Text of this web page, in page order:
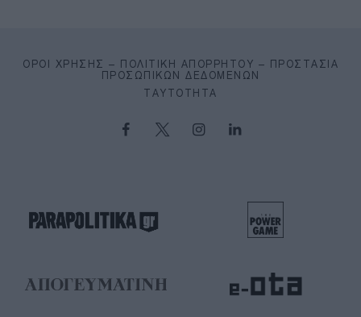
ΌΡΟΙ ΧΡΉΣΗΣ – ΠΟΛΙΤΙΚΉ ΑΠΟΡΡΉΤΟΥ – ΠΡΟΣΤΑΣΊΑ
ΠΡΟΣΩΠΙΚΏΝ ΔΕΔΟΜΈΝΩΝ
ΤΑΥΤΌΤΗΤΑ